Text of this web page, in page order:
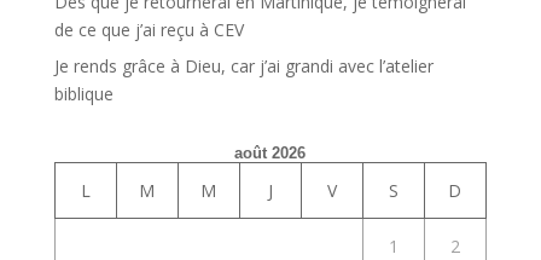
de ce que j’ai reçu à CEV
Je rends grâce à Dieu, car j’ai grandi avec l’atelier
biblique
août 2026
L M M J V S D
1 2